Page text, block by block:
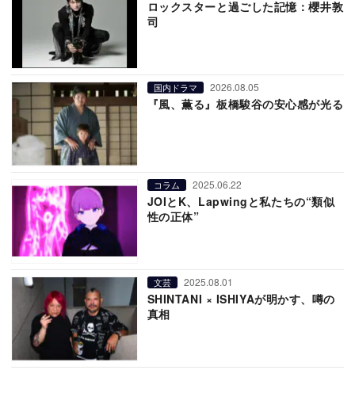
ロックスターと過ごした記憶：櫻井敦
司
国内ドラマ 2026.08.05
『風、薫る』板橋駿谷の安心感が光る
コラム 2025.06.22
JOIとK、Lapwingと私たちの“類似
性の正体”
文芸 2025.08.01
SHINTANI × ISHIYAが明かす、噂の
真相